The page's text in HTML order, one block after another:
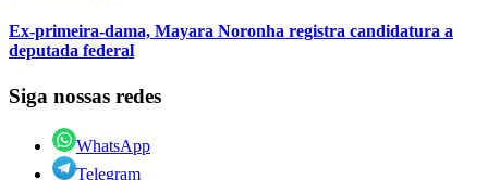
Ex-primeira-dama, Mayara Noronha registra candidatura a
deputada federal
Siga nossas redes
WhatsApp
Telegram